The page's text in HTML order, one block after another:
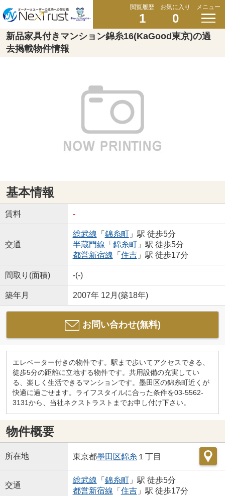
閲覧履歴
1
お気に入り
0
メニュー
新品家具付きマンション錦糸16(KaGood東京)の過
去掲載物件情報
基本情報
賃料 -
交通
総武線 「 錦糸町」駅 徒歩5分
半蔵門線 「 錦糸町」駅 徒歩5分
都営新宿線 「 住吉」駅 徒歩17分
間取り(面積) -(-)
築年月 2007年 12月(築18年)
お問い合わせ(無料)
エレベーター付きの物件です。駅まで歩いてアクセスできる、
徒歩5分の距離に立地する物件です。共用設備の充実してい
る、楽しく生活できるマンションです。墨田区の錦糸町近くが
快適に過ごせます。ライフスタイルに合った条件を03-5562-
3131から、当社ネクストラストまでお申し付け下さい。
物件概要
所在地 東京都墨田区錦糸 １丁目
交通
総武線 「 錦糸町」駅 徒歩5分
都営新宿線 「 住吉」駅 徒歩17分